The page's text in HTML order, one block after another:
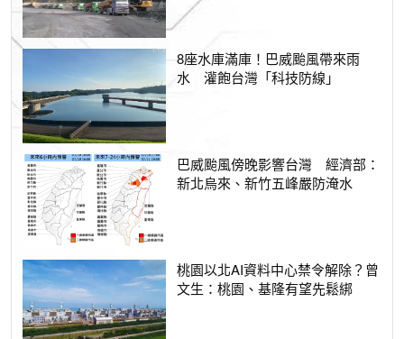
8座水庫滿庫！巴威颱風帶來雨
水 灌飽台灣「科技防線」
巴威颱風傍晚影響台灣 經濟部：
新北烏來、新竹五峰嚴防淹水
桃園以北AI資料中心禁令解除？曾
文生：桃園、基隆有望先鬆綁